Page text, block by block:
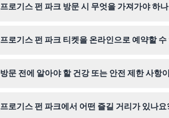
프로기스 펀 파크 방문 시 무엇을 가져가야 하
식을 즐기실 계획을 하세요.
프로기스 펀 파크 티켓을 온라인으로 예약할
방문 전에 알아야 할 건강 또는 안전 제한 사항
프로기스 펀 파크에서 어떤 즐길 거리가 있나요